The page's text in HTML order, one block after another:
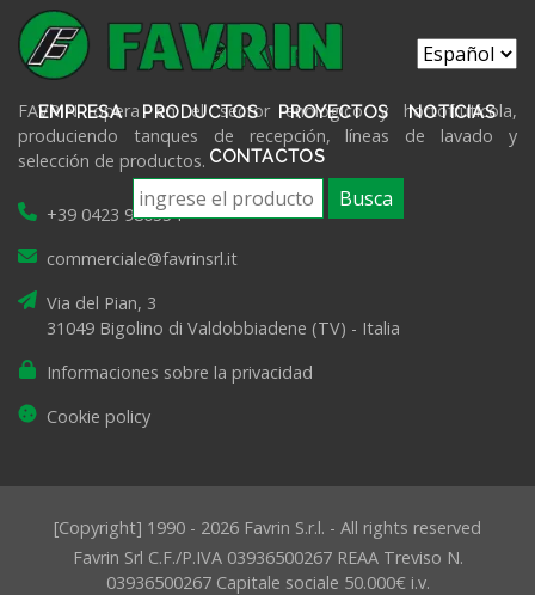
EMPRESA PRODUCTOS PROYECTOS NOTICIAS
CONTACTOS
Busca
FAVRIN opera en el sector enológico y hortofrutícola,
produciendo tanques de recepción, líneas de lavado y
selección de productos.
+39 0423 980334
commerciale@favrinsrl.it
Via del Pian, 3
31049 Bigolino di Valdobbiadene (TV) - Italia
Informaciones sobre la privacidad
Cookie policy
[Copyright] 1990 - 2026 Favrin S.r.l. - All rights reserved
Favrin Srl C.F./P.IVA 03936500267 REAA Treviso N.
03936500267 Capitale sociale 50.000€ i.v.